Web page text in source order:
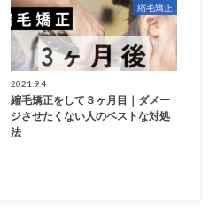
縮毛矯正
2021.9.4
縮毛矯正をして３ヶ月目｜ダメー
ジさせたくない人のベストな対処
法